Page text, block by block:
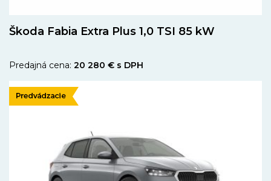
Škoda Fabia Extra Plus 1,0 TSI 85 kW
Predajná cena: 20 280 € s DPH